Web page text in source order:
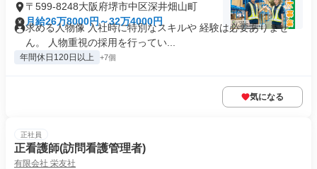
〒599-8248大阪府堺市中区深井畑山町
月給26万8000円～32万4000円
求める人物像 入社時に特別なスキルや 経験は必要ありませ
ん。 人物重視の採用を行ってい...
年間休日120日以上 +7個
気になる
正社員
正看護師(訪問看護管理者)
有限会社 栄友社